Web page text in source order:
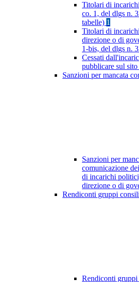
Titolari di
co. 1, del dlgs n.
tabelle) 1
Titolari di
direzione o di
1-bis, del dlgs n.
Cessati
pubblicare sul
Sanzioni per mancata
Sanzioni per
comunicazione
di incarichi
direzione o di
Rendiconti gruppi
Rendiconti